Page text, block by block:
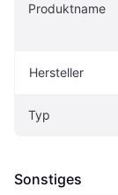
Produktname
Hersteller
Typ
Sonstiges